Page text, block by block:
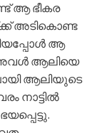
ആ ഭീകര
അടികൊണ്ട
ആ
അവള്‍ ആലിയെ
ആലിയുടെ
നാട്ടില്‍